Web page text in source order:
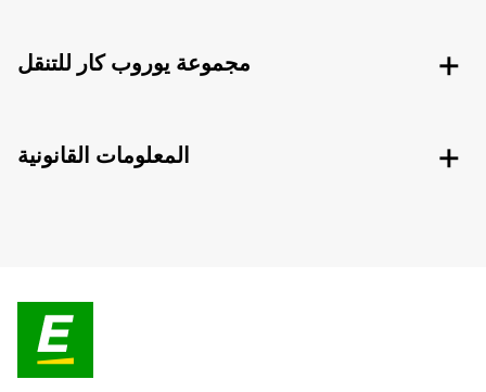
مجموعة يوروب كار للتنقل
المعلومات القانونية